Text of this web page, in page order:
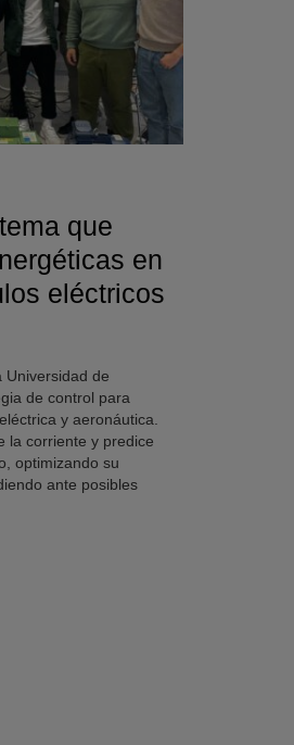
que
en
eléctricos
Universidad de
de control para
y aeronáutica.
la corriente y predice
optimizando su
ante posibles